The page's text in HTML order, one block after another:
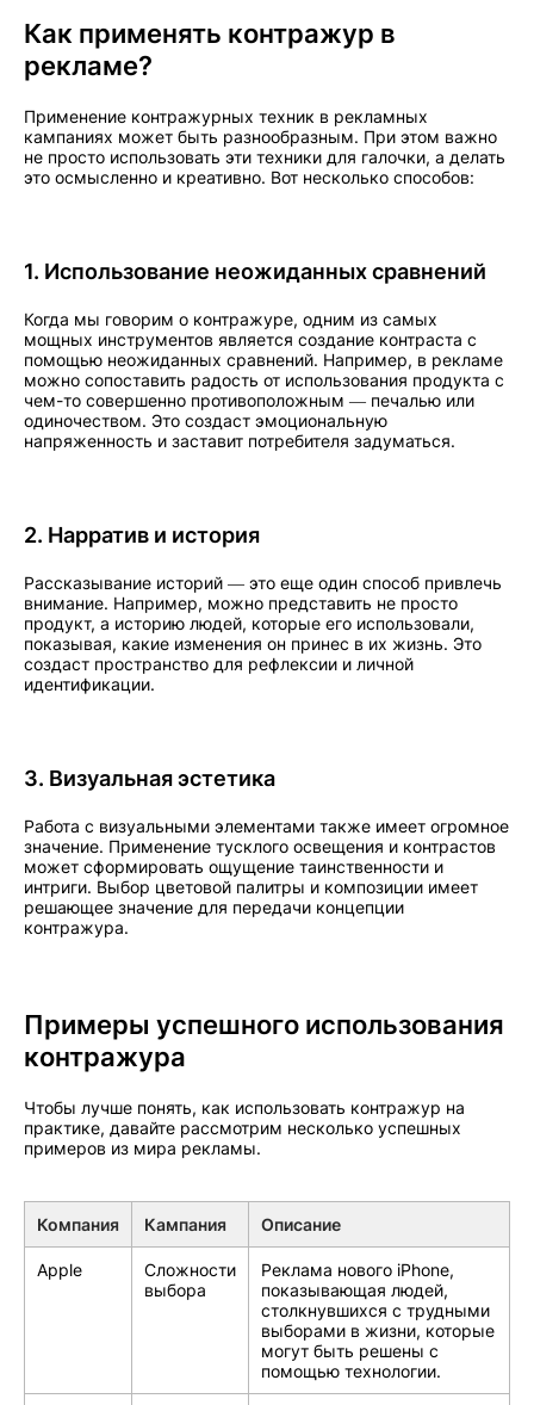
Как применять контражур в
рекламе?
Применение контражурных техник в рекламных
кампаниях может быть разнообразным. При этом важно
не просто использовать эти техники для галочки, а делать
это осмысленно и креативно. Вот несколько способов:
1. Использование неожиданных сравнений
Когда мы говорим о контражуре, одним из самых
мощных инструментов является создание контраста с
помощью неожиданных сравнений. Например, в рекламе
можно сопоставить радость от использования продукта с
чем-то совершенно противоположным — печалью или
одиночеством. Это создаст эмоциональную
напряженность и заставит потребителя задуматься.
2. Нарратив и история
Рассказывание историй — это еще один способ привлечь
внимание. Например, можно представить не просто
продукт, а историю людей, которые его использовали,
показывая, какие изменения он принес в их жизнь. Это
создаст пространство для рефлексии и личной
идентификации.
3. Визуальная эстетика
Работа с визуальными элементами также имеет огромное
значение. Применение тусклого освещения и контрастов
может сформировать ощущение таинственности и
интриги. Выбор цветовой палитры и композиции имеет
решающее значение для передачи концепции
контражура.
Примеры успешного использования
контражура
Чтобы лучше понять, как использовать контражур на
практике, давайте рассмотрим несколько успешных
примеров из мира рекламы.
Компания Кампания Описание
Apple
Сложности
выбора
Реклама нового iPhone,
показывающая людей,
столкнувшихся с трудными
выборами в жизни, которые
могут быть решены с
помощью технологии.